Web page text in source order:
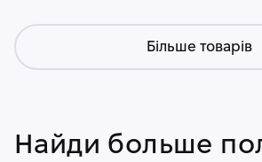
Більше товарів
Найди больше